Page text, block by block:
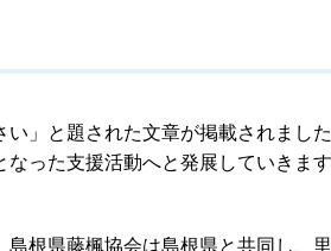
」と題された文章が掲載されまし
った支援活動へと発展していきます
根県藤楓協会は島根県と共同し、